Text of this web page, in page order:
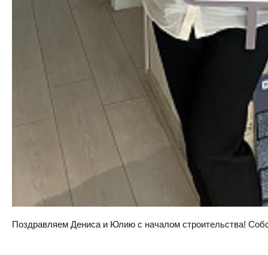
Поздравляем Дениса и Юлию с началом строительства!